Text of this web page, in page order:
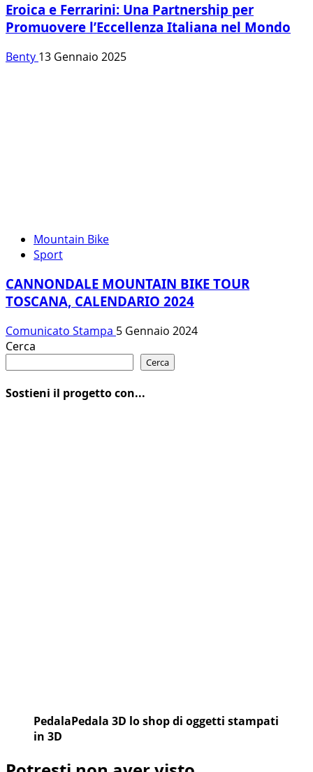
Eroica e Ferrarini: Una Partnership per
Promuovere l’Eccellenza Italiana nel Mondo
Benty 13 Gennaio 2025
Mountain Bike
Sport
CANNONDALE MOUNTAIN BIKE TOUR
TOSCANA, CALENDARIO 2024
Comunicato Stampa 5 Gennaio 2024
Cerca
Cerca
Sostieni il progetto con...
PedalaPedala 3D lo shop di oggetti stampati
in 3D